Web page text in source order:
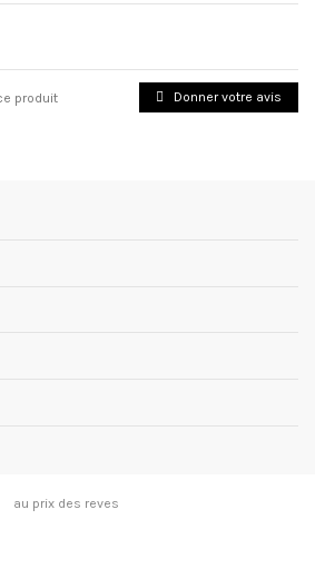
produit Donner votre avis
au prix des reves